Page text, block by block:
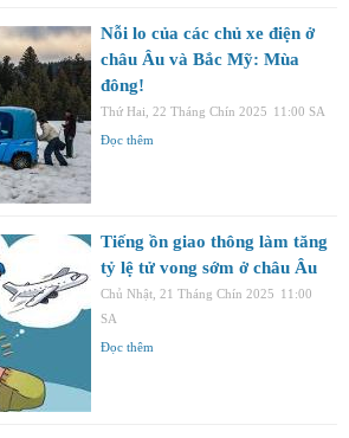
Nỗi lo của các chủ xe điện ở
châu Âu và Bắc Mỹ: Mùa
đông!
Thứ Hai, 22 Tháng Chín 2025 11:00 SA
Đọc thêm
Tiếng ồn giao thông làm tăng
tỷ lệ tử vong sớm ở châu Âu
Chủ Nhật, 21 Tháng Chín 2025 11:00
SA
Đọc thêm